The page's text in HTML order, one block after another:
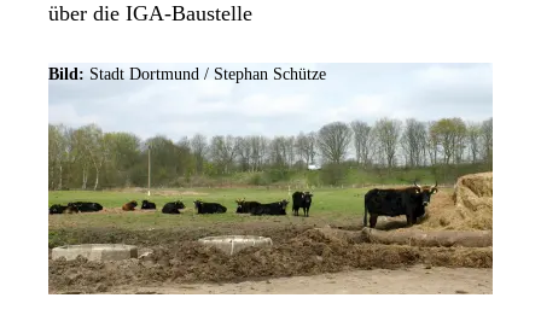
über die IGA-Baustelle
Bild: Stadt Dortmund / Stephan Schütze